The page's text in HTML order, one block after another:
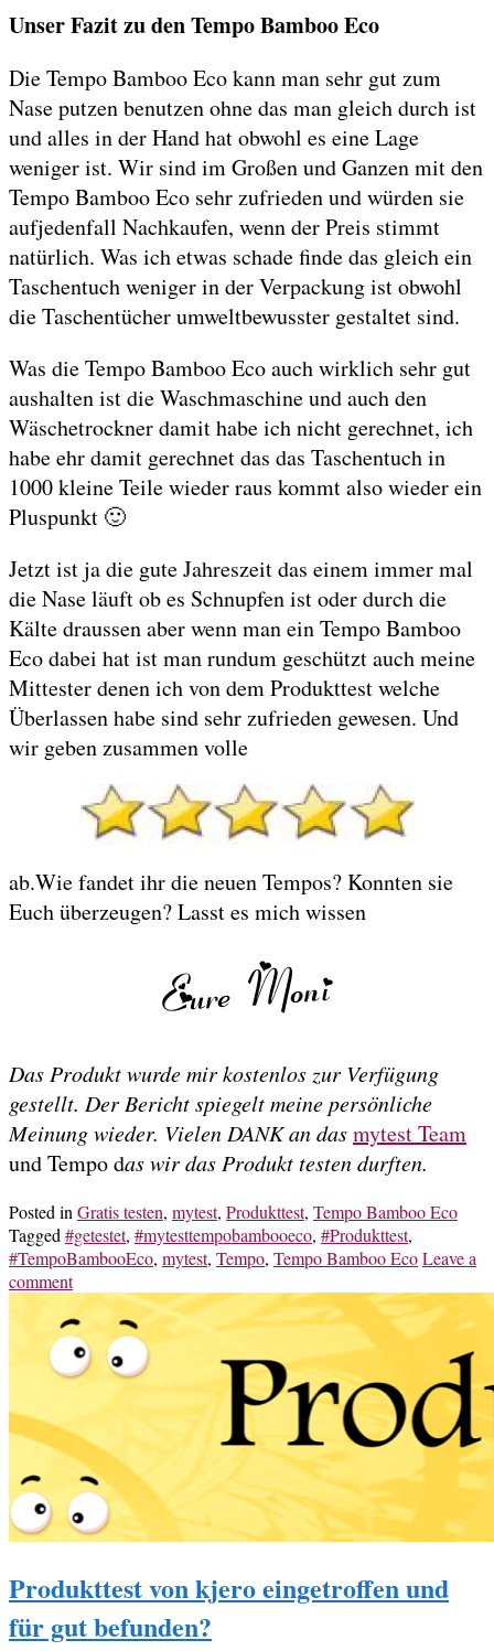
Unser Fazit zu den Tempo Bamboo Eco
Die Tempo Bamboo Eco kann man sehr gut zum
Nase putzen benutzen ohne das man gleich durch ist
und alles in der Hand hat obwohl es eine Lage
weniger ist. Wir sind im Großen und Ganzen mit den
Tempo Bamboo Eco sehr zufrieden und würden sie
aufjedenfall Nachkaufen, wenn der Preis stimmt
natürlich. Was ich etwas schade finde das gleich ein
Taschentuch weniger in der Verpackung ist obwohl
die Taschentücher umweltbewusster gestaltet sind.
Was die Tempo Bamboo Eco auch wirklich sehr gut
aushalten ist die Waschmaschine und auch den
Wäschetrockner damit habe ich nicht gerechnet, ich
habe ehr damit gerechnet das das Taschentuch in
1000 kleine Teile wieder raus kommt also wieder ein
Pluspunkt 🙂
Jetzt ist ja die gute Jahreszeit das einem immer mal
die Nase läuft ob es Schnupfen ist oder durch die
Kälte draussen aber wenn man ein Tempo Bamboo
Eco dabei hat ist man rundum geschützt auch meine
Mittester denen ich von dem Produkttest welche
Überlassen habe sind sehr zufrieden gewesen. Und
wir geben zusammen volle
ab.Wie fandet ihr die neuen Tempos? Konnten sie
Euch überzeugen? Lasst es mich wissen
Das Produkt wurde mir kostenlos zur Verfügung
gestellt. Der Bericht spiegelt meine persönliche
Meinung wieder. Vielen DANK an dasmytest Team
und Tempo das wir das Produkt testen durften.
Posted in Gratis testen, mytest, Produkttest, Tempo Bamboo Eco
Tagged #getestet, #mytesttempobambooeco, #Produkttest,
#TempoBambooEco, mytest, Tempo, Tempo Bamboo EcoLeave a
comment
Produkttest von kjero eingetroffen und
für gut befunden?